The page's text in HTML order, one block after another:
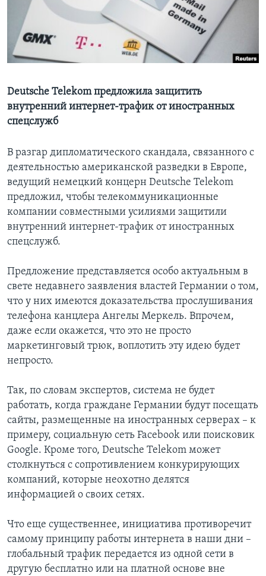
Learning English
СОЦИАЛЬНЫЕ СЕТИ
Языки
Deutsche Telekom предложила защитить
внутренний интернет-трафик от иностранных
спецслужб
В разгар дипломатического скандала, связанного с
деятельностью американской разведки в Европе,
ведущий немецкий концерн Deutsche Telekom
предложил, чтобы телекоммуникационные
компании совместными усилиями защитили
внутренний интернет-трафик от иностранных
спецслужб.
Предложение представляется особо актуальным в
свете недавнего заявления властей Германии о том,
что у них имеются доказательства прослушивания
телефона канцлера Ангелы Меркель. Впрочем,
даже если окажется, что это не просто
маркетинговый трюк, воплотить эту идею будет
непросто.
Так, по словам экспертов, система не будет
работать, когда граждане Германии будут посещать
сайты, размещенные на иностранных серверах – к
примеру, социальную сеть Facebook или поисковик
Google. Кроме того, Deutsche Telekom может
столкнуться с сопротивлением конкурирующих
компаний, которые неохотно делятся
информацией о своих сетях.
Что еще существеннее, инициатива противоречит
самому принципу работы интернета в наши дни –
глобальный трафик передается из одной сети в
другую бесплатно или на платной основе вне